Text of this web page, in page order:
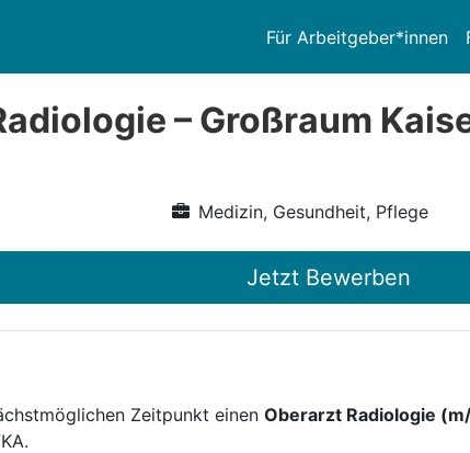
Für Arbeitgeber*innen
– Großraum
Medizin, Gesundheit, Pflege
Jetzt Bewerben
Zeitpunkt einen Oberarzt Radiologie